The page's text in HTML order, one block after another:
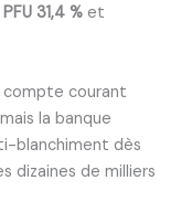
PFU 31,4 % et
compte courant
la banque
blanchiment dès
dizaines de milliers